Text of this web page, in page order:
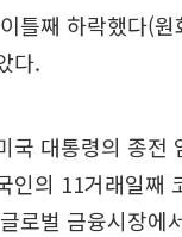
틀째 하락했다(
다.
국 대통령의 종전
인의 11거래일째
로벌 금융시장에